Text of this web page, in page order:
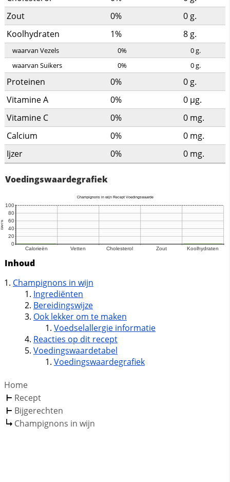
Zout
0% 0 g.
Koolhydraten
1% 8 g.
waarvan Vezels 0% 0g.
waarvan Suikers
0% 0g.
Proteinen 0% 0 g.
Vitamine A
0% 0 µg.
Vitamine C
0% 0 mg.
Calcium
0% 0 mg.
Ijzer
0% 0 mg.
Voedingswaardegrafiek
Inhoud
Champignons in wijn
Ingrediënten
Bereidingswijze
Ook lekker om te maken
Voedselallergie informatie
Reacties op dit recept
Voedingswaardetabel
Voedingswaardegrafiek
Home
Recept
Bijgerechten
Champignons in wijn